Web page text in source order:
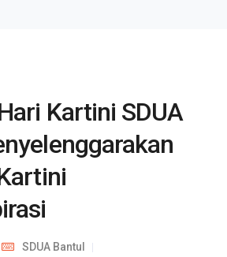
Kartini SDUA
SDUA Bantul